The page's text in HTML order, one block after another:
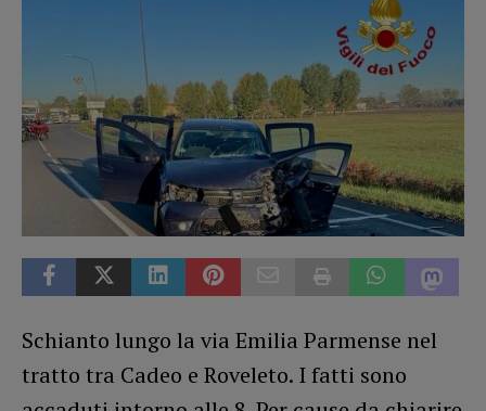
Schianto lungo la via Emilia Parmense nel
tratto tra Cadeo e Roveleto. I fatti sono